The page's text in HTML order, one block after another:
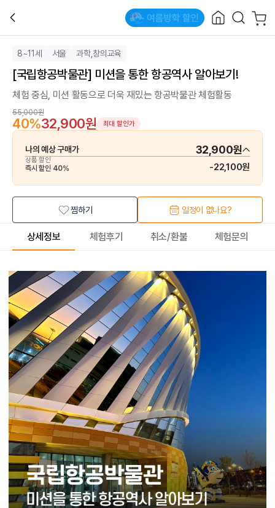
8~11세 서울 과학,창의교육
[국립항공박물관] 미션을 통한 항공역사 알아보기!
체험 중심, 미션 활동으로 더욱 재밌는 항공박물관 체험활동
55,000원
40%32,900원 최대 할인가
나의 예상 구매가 32,900원
상품 할인
즉시 할인 40% -22,100원
찜하기 일정이 없나요?
상세정보 체험후기 취소/환불 체험문의